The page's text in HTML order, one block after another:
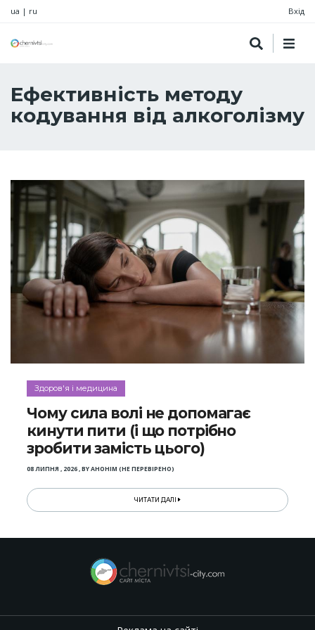
ua | ru Вхід
Ефективність методу
кодування від алкоголізму
Здоров'я і медицина
Чому сила волі не допомагає
кинути пити (і що потрібно
зробити замість цього)
08 ЛИПНЯ , 2026,BYАНОНІМ (НЕ ПЕРЕВІРЕНО)
ЧИТАТИ ДАЛІ